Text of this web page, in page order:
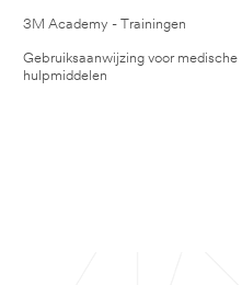
3M Academy - Trainingen
Gebruiksaanwijzing voor medische
hulpmiddelen